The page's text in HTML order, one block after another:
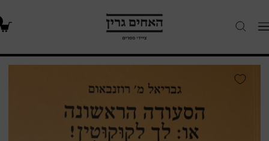
Navigation
האחים
גרין
הראשונה